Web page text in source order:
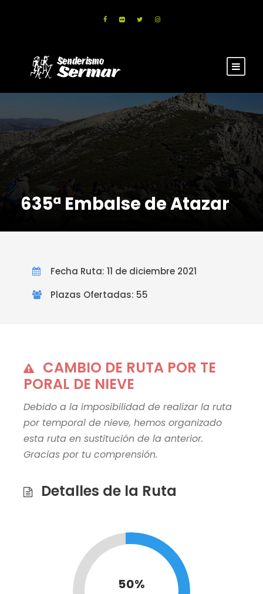
635ª Embalse de Atazar
Fecha Ruta: 11 de diciembre 2021
Plazas Ofertadas: 55
CAMBIO DE RUTA POR TE
PORAL DE NIEVE
Debido a la imposibilidad de realizar la ruta
por temporal de nieve, hemos organizado
esta ruta en sustitución de la anterior.
Gracias por tu comprensión.
Detalles de la Ruta
50%